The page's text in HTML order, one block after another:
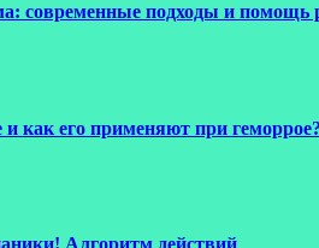
современные подходы и помощь
и как его применяют при геморрое?